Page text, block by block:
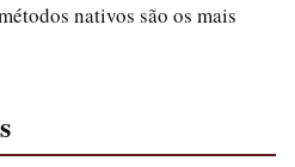
nativos são os mais